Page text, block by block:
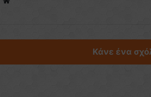
Κάνε ένα